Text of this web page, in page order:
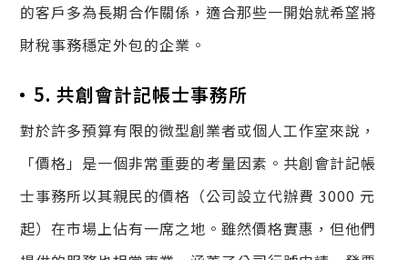
的客戶多為長期合作關係，適合那些一開始就希望將
財稅事務穩定外包的企業。
5. 共創會計記帳士事務所
對於許多預算有限的微型創業者或個人工作室來說，
「價格」是一個非常重要的考量因素。共創會計記帳
士事務所以其親民的價格（公司設立代辦費 3000 元
起）在市場上佔有一席之地。雖然價格實惠，但他們